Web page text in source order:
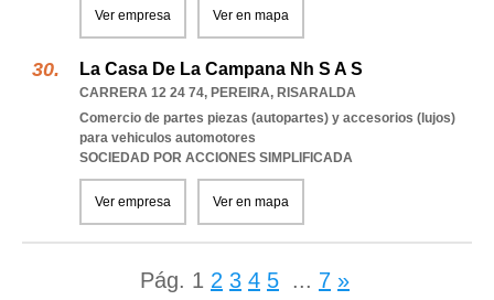
Ver empresa Ver en mapa
La Casa De La Campana Nh S A S
CARRERA 12 24 74, PEREIRA, RISARALDA
Comercio de partes piezas (autopartes) y accesorios (lujos)
para vehiculos automotores
SOCIEDAD POR ACCIONES SIMPLIFICADA
Ver empresa Ver en mapa
Pág. 1 2 3 4 5 ... 7 »